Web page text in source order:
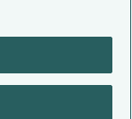
ČTK.